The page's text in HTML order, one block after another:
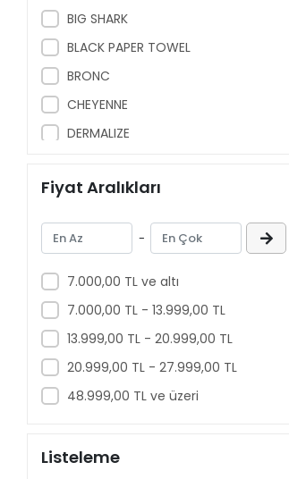
BIG SHARK
BLACK PAPER TOWEL
BRONC
CHEYENNE
DERMALIZE
DYNAMIC
EURONDA
FUTURE
JCONLY
KWADRON
MAST
MATX CLOTHING
OPTIMUS
PAPA
Fiyat Aralıkları
-
7.000,00 TL ve altı
7.000,00 TL - 13.999,00 TL
13.999,00 TL - 20.999,00 TL
20.999,00 TL - 27.999,00 TL
48.999,00 TL ve üzeri
Listeleme